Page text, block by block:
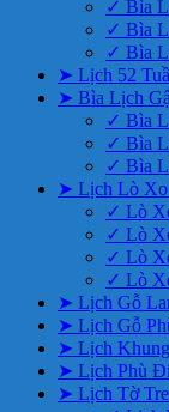
✓ Bìa
✓ Bìa
✓ Bìa
➤ Lịch 52
➤ Bìa Lịch
✓ Bìa
✓ Bìa
✓ Bìa
➤ Lịch Lò Xo
✓ Lò
✓ Lò
✓ Lò
✓ Lò
➤ Lịch Gỗ
➤ Lịch Gỗ
➤ Lịch
➤ Lịch Phù
➤ Lịch Tờ